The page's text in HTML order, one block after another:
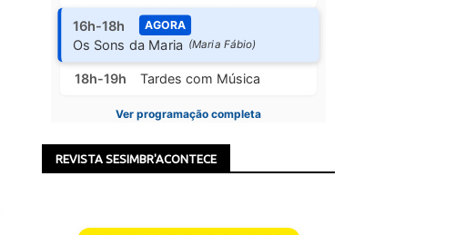
16h-18h AGORA
Os Sons da Maria (Maria Fábio)
18h-19h Tardes com Música
Ver programação completa
REVISTA SESIMBR'ACONTECE